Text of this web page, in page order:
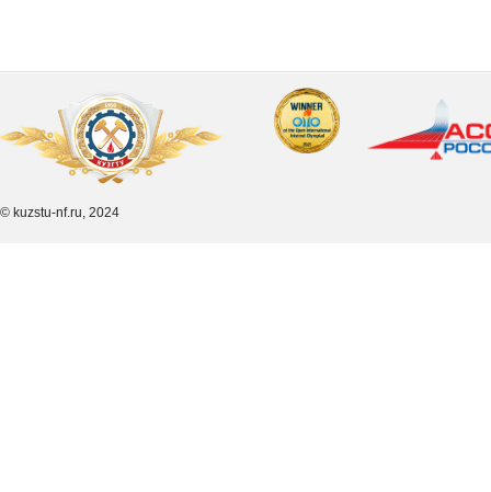
© kuzstu-nf.ru, 2024